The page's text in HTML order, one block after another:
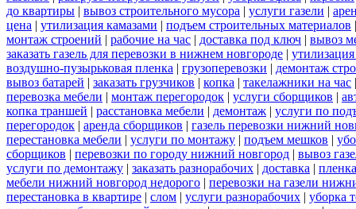
до квартиры | вывоз строительного мусора | услуги газели |
цена | утилизация камазами | подъем строительных материалов
монтаж строений | рабочие на час | доставка под ключ | вывоз
заказать газель для перевозки в нижнем новгороде |
воздушно-пузырьковая пленка | грузоперевозки | демонтаж
вывоз батарей | заказать грузчиков | копка | такелажники на час
перевозка мебели | монтаж перегородок | услуги сборщиков |
копка траншей | расстановка мебели | демонтаж | услуги по
перегородок | аренда сборщиков | газель перевозки нижний
перестановка мебели | услуги по монтажу | подъем мешков |
сборщиков | перевозки по городу нижний новгород | вывоз
услуги по демонтажу | заказать разнорабочих | доставка | пленка
мебели нижний новгород недорого | перевозки на газели
перестановка в квартире | слом | услуги разнорабочих | уборка